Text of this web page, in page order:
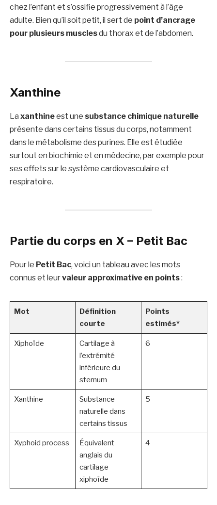
chez l’enfant et s’ossifie progressivement à l’âge
adulte. Bien qu’il soit petit, il sert de point d’ancrage
pour plusieurs musclesdu thorax et de l’abdomen.
Xanthine
La xanthineest une substance chimique naturelle
présente dans certains tissus du corps, notamment
dans le métabolisme des purines. Elle est étudiée
surtout en biochimie et en médecine, par exemple pour
ses effets sur le système cardiovasculaire et
respiratoire.
Partie du corps en X – Petit Bac
Pour le Petit Bac, voici un tableau avec les mots
connus et leurvaleur approximative en points:
Mot
Définition
courte
Points
estimés*
Xiphoïde
Cartilage à
l’extrémité
inférieure du
sternum
6
Xanthine
Substance
naturelle dans
certains tissus
5
Xyphoid process
Équivalent
anglais du
cartilage
xiphoïde
4